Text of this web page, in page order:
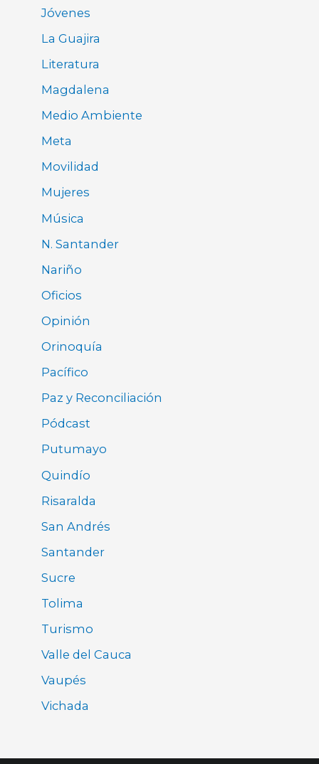
Jóvenes
La Guajira
Literatura
Magdalena
Medio Ambiente
Meta
Movilidad
Mujeres
Música
N. Santander
Nariño
Oficios
Opinión
Orinoquía
Pacífico
Paz y Reconciliación
Pódcast
Putumayo
Quindío
Risaralda
San Andrés
Santander
Sucre
Tolima
Turismo
Valle del Cauca
Vaupés
Vichada